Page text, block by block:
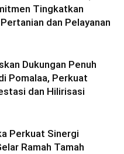
Tingkatkan
dan Pelayanan
Dukungan Penuh
Pomalaa, Perkuat
dan Hilirisasi
Perkuat Sinergi
Ramah Tamah